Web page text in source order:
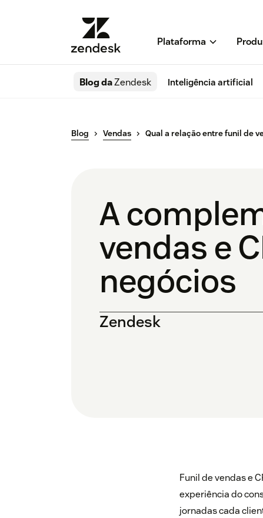
Plataforma
Blog daZendesk Inteligência artificial
Blog Vendas Qual a relação entre funil de
A
vendas e
negócios
Zendesk
Funil de vendas e
experiência do
jornadas cada